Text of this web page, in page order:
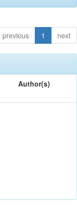
previous 1 next
Author(s)